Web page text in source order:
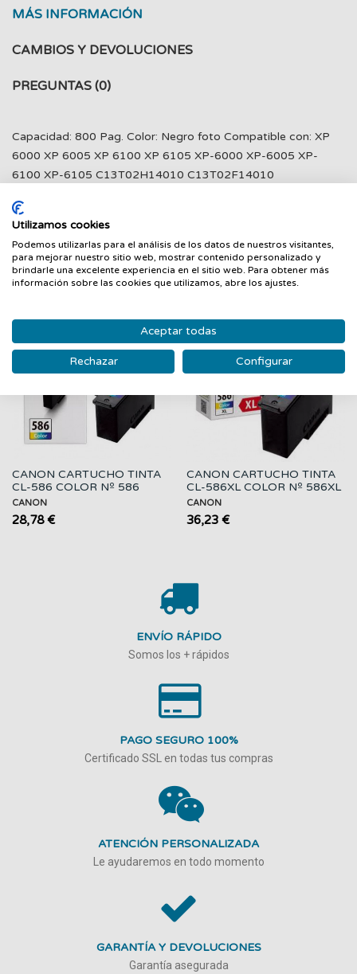
MÁS INFORMACIÓN
CAMBIOS Y DEVOLUCIONES
PREGUNTAS (0)
Capacidad: 800 Pag. Color: Negro foto Compatible con: XP
6000 XP 6005 XP 6100 XP 6105 XP-6000 XP-6005 XP-
6100 XP-6105 C13T02H14010 C13T02F14010
PRODUCTOS RELACIONADOS
‹ ›
Nuevo
CANON CARTUCHO TINTA
CL-586 COLOR Nº 586
CANON
28,78 €
Nuevo
CANON CARTUCHO TINTA
CL-586XL COLOR Nº 586XL
CANON
36,23 €
ENVÍO RÁPIDO
Somos los + rápidos
PAGO SEGURO 100%
Certificado SSL en todas tus compras
ATENCIÓN PERSONALIZADA
Le ayudaremos en todo momento
GARANTÍA Y DEVOLUCIONES
Garantía asegurada
Utilizamos cookies
Podemos utilizarlas para el análisis de los datos de nuestros visitantes,
para mejorar nuestro sitio web, mostrar contenido personalizado y
brindarle una excelente experiencia en el sitio web. Para obtener más
información sobre las cookies que utilizamos, abre los ajustes.
Aceptar todas
Rechazar Configurar